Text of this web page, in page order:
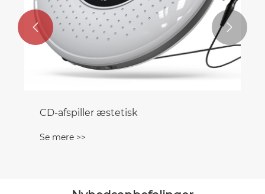
CD-afspiller æstetisk
Se mere >>
 